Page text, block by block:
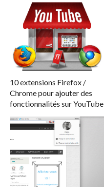
10 extensions Firefox /
Chrome pour ajouter des
fonctionnalités sur YouTube